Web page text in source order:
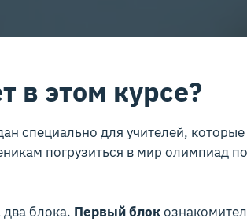
в этом курсе?
специально для учителей, которые
погрузиться в мир олимпиад по
блока. Первый блок